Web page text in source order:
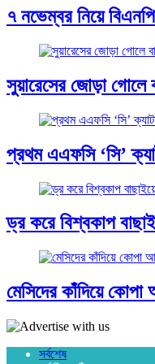
৭ নভেম্বর নিয়ে
সুয়ারেসের জোড়া গোলে
প্রথম এএফসি ‘সি’
ড্র করে বিশ্বকাপ
মেসিদের কাঁদিয়ে কোপা
সর্বশেষ